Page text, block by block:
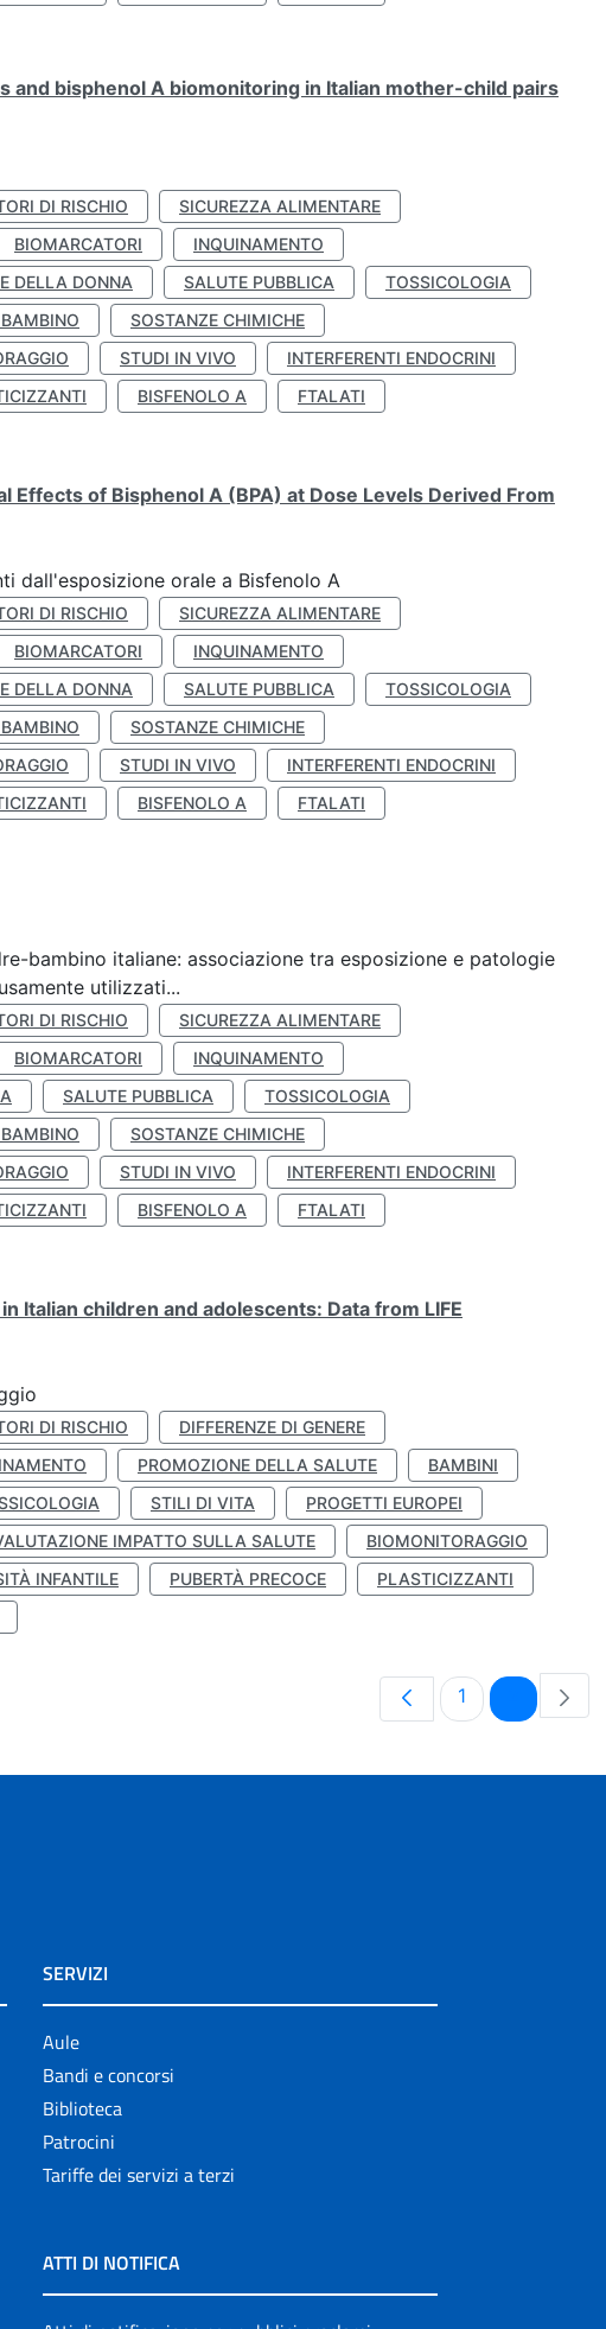
and bisphenol A biomonitoring in Italian mother-child pairs
DI RISCHIO
SICUREZZA ALIMENTARE
BIOMARCATORI
INQUINAMENTO
DELLA DONNA SALUTE PUBBLICA
TOSSICOLOGIA
SOSTANZE CHIMICHE
STUDI IN VIVO
INTERFERENTI ENDOCRINI
BISFENOLO A
FTALATI
of Bisphenol A (BPA) at Dose Levels Derived From
dall'esposizione orale a Bisfenolo A
DI RISCHIO
SICUREZZA ALIMENTARE
BIOMARCATORI
INQUINAMENTO
DELLA DONNA SALUTE PUBBLICA
TOSSICOLOGIA
SOSTANZE CHIMICHE
STUDI IN VIVO
INTERFERENTI ENDOCRINI
BISFENOLO A
FTALATI
bambino italiane: associazione tra esposizione e patologie
utilizzati...
DI RISCHIO
SICUREZZA ALIMENTARE
BIOMARCATORI
INQUINAMENTO
SALUTE PUBBLICA
TOSSICOLOGIA
SOSTANZE CHIMICHE
STUDI IN VIVO
INTERFERENTI ENDOCRINI
BISFENOLO A
FTALATI
Italian children and adolescents: Data from LIFE
DI RISCHIO
DIFFERENZE DI GENERE
PROMOZIONE DELLA SALUTE
BAMBINI
STILI DI VITA
PROGETTI EUROPEI
IMPATTO SULLA SALUTE
BIOMONITORAGGIO
INFANTILE PUBERTÀ PRECOCE
PLASTICIZZANTI
Pagina
1 Pagina
SERVIZI
Aule
Bandi e concorsi
Biblioteca
Patrocini
Tariffe dei servizi a terzi
ATTI DI NOTIFICA